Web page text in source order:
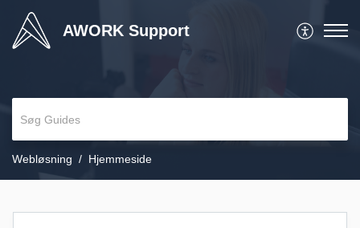
AWORK Support
Webløsning Hjemmeside